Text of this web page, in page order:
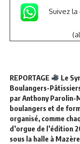
Suivez la
REPORTAGE
Le
Boulangers-
par Anthony Parolin-
boulangers et de
organisé, comme
d’orgue de l’édition
sous la halle à